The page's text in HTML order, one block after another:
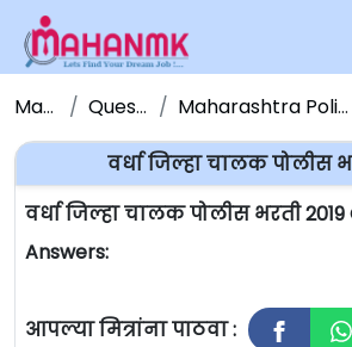
Maha NMK Question Papers Maharashtra Police Bharati Question Paper
वर्धा जिल्हा चालक पोलीस
वर्धा जिल्हा चालक पोलीस भरती
Answers:
आपल्या मित्रांना पाठवा :